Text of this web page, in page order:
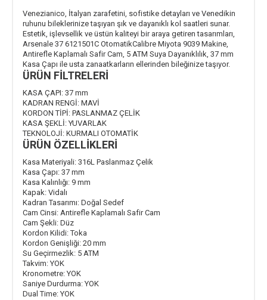
Venezianico, İtalyan zarafetini, sofistike detayları ve Venedikin
ruhunu bileklerinize taşıyan şık ve dayanıklı kol saatleri sunar.
Estetik, işlevsellik ve üstün kaliteyi bir araya getiren tasarımları,
Arsenale 37 6121501C OtomatikCalibre Miyota 9039 Makine,
Antirefle Kaplamalı Safir Cam, 5 ATM Suya Dayanıklılık, 37 mm
Kasa Çapı ile usta zanaatkarların ellerinden bileğinize taşıyor.
ÜRÜN FİLTRELERİ
KASA ÇAPI: 37 mm
KADRAN RENGİ: MAVİ
KORDON TİPİ: PASLANMAZ ÇELİK
KASA ŞEKLİ: YUVARLAK
TEKNOLOJİ: KURMALI OTOMATİK
ÜRÜN ÖZELLİKLERİ
Kasa Materiyali: 316L Paslanmaz Çelik
Kasa Çapı: 37 mm
Kasa Kalınlığı: 9 mm
Kapak: Vidalı
Kadran Tasarımı: Doğal Sedef
Cam Cinsi: Antirefle Kaplamalı Safir Cam
Cam Şekli: Düz
Kordon Kilidi:Toka
Kordon Genişliği: 20 mm
Su Geçirmezlik: 5 ATM
Takvim: YOK
Kronometre: YOK
Saniye Durdurma: YOK
Dual Time: YOK